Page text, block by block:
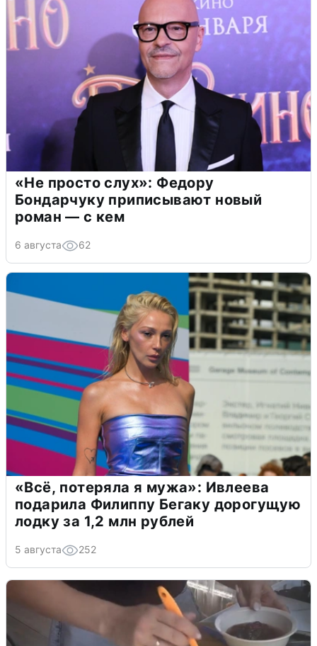
«Не просто слух»: Федору
Бондарчуку приписывают новый
роман — с кем
6 августа 62
«Всё, потеряла я мужа»: Ивлеева
подарила Филиппу Бегаку дорогущую
лодку за 1,2 млн рублей
5 августа 252